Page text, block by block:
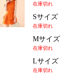
在庫切れ
Sサイズ
在庫切れ
Mサイズ
在庫切れ
Lサイズ
在庫切れ